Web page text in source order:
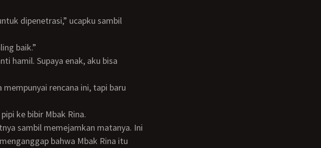
baik.”
ke bibir Mbak Rina.
bahwa Mbak Rina itu